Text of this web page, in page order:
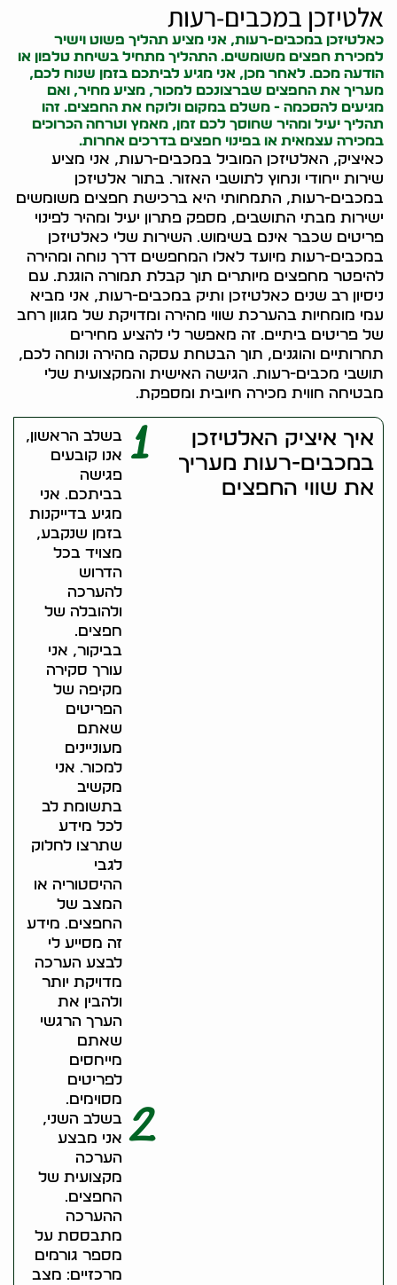
אלטיזכן במכבים-רעות
כאלטיזכן במכבים-רעות, אני מציע תהליך פשוט וישיר
למכירת חפצים משומשים. התהליך מתחיל בשיחת טלפון או
הודעה מכם. לאחר מכן, אני מגיע לביתכם בזמן שנוח לכם,
מעריך את החפצים שברצונכם למכור, מציע מחיר, ואם
מגיעים להסכמה - משלם במקום ולוקח את החפצים. זהו
תהליך יעיל ומהיר שחוסך לכם זמן, מאמץ וטרחה הכרוכים
במכירה עצמאית או בפינוי חפצים בדרכים אחרות.
כאיציק, האלטיזכן המוביל במכבים-רעות, אני מציע
שירות ייחודי ונחוץ לתושבי האזור. בתור אלטיזכן
במכבים-רעות, התמחותי היא ברכישת חפצים משומשים
ישירות מבתי התושבים, מספק פתרון יעיל ומהיר לפינוי
פריטים שכבר אינם בשימוש. השירות שלי כאלטיזכן
במכבים-רעות מיועד לאלו המחפשים דרך נוחה ומהירה
להיפטר מחפצים מיותרים תוך קבלת תמורה הוגנת. עם
ניסיון רב שנים כאלטיזכן ותיק במכבים-רעות, אני מביא
עמי מומחיות בהערכת שווי מהירה ומדויקת של מגוון רחב
של פריטים ביתיים. זה מאפשר לי להציע מחירים
תחרותיים והוגנים, תוך הבטחת עסקה מהירה ונוחה לכם,
תושבי מכבים-רעות. הגישה האישית והמקצועית שלי
מבטיחה חווית מכירה חיובית ומספקת.
איך איציק האלטיזכן
במכבים-רעות מעריך
את שווי החפצים
1
בשלב הראשון,
אנו קובעים
פגישה
בביתכם. אני
מגיע בדייקנות
בזמן שנקבע,
מצויד בכל
הדרוש
להערכה
ולהובלה של
חפצים.
בביקור, אני
עורך סקירה
מקיפה של
הפריטים
שאתם
מעוניינים
למכור. אני
מקשיב
בתשומת לב
לכל מידע
שתרצו לחלוק
לגבי
ההיסטוריה או
המצב של
החפצים. מידע
זה מסייע לי
לבצע הערכה
מדויקת יותר
ולהבין את
הערך הרגשי
שאתם
מייחסים
לפריטים
מסוימים.
2 בשלב השני,
אני מבצע
הערכה
מקצועית של
החפצים.
ההערכה
מתבססת על
מספר גורמים
מרכזיים: מצב